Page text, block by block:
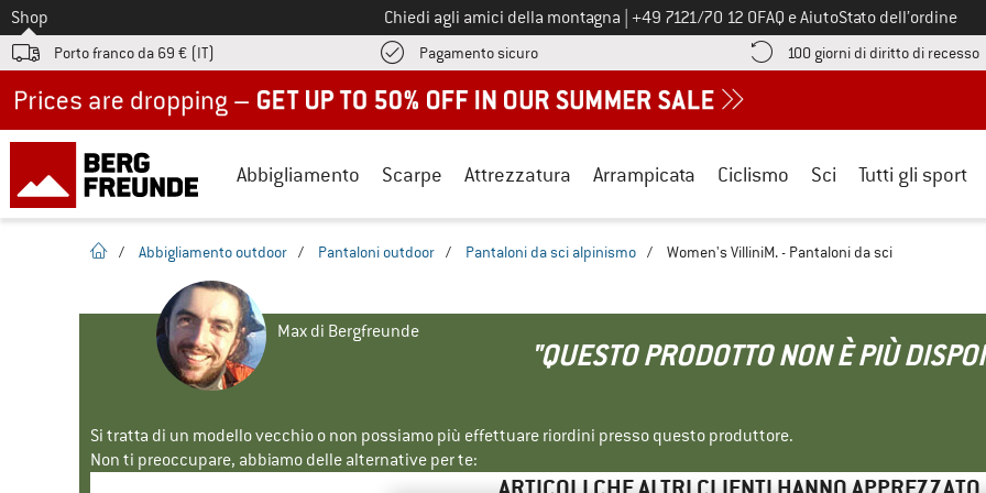
Allo
Shop Chiedi agli amici della montagna Chiamaci al numero
+49 7121/70 12 0FAQ e AiutoStato dell’ordine
Porto franco da 69 € (IT) Pagamento sicuroQui trovi le informazioni di pagamento! Si apre in una casella
100 giorni di diritto di recesso
Abbigliamento Scarpe Attrezzatura Arrampicata Ciclismo Sci Tutti gli sport
pagina iniziale
/ Abbigliamento outdoor / Pantaloni outdoor / Pantaloni da sci alpinismo / Women's VilliniM. - Pantaloni da sci
Max di Bergfreunde
"QUESTO PRODOTTO NON È PIÙ
Si tratta di un modello vecchio o non possiamo più effettuare riordini presso questo produttore.
Non ti preoccupare, abbiamo delle alternative per te: